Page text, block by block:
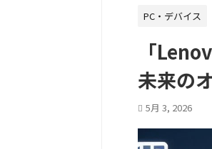
PC・デバイス
「
未来の
5月 3, 2026